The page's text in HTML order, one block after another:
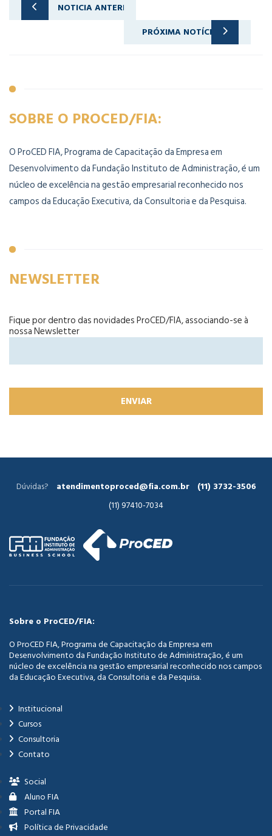
NOTICIA ANTERIOR
PRÓXIMA NOTÍCIA
SOBRE O PROCED/FIA:
O ProCED FIA, Programa de Capacitação da Empresa em
Desenvolvimento da Fundação Instituto de Administração, é um
núcleo de excelência na gestão empresarial reconhecido nos
campos da Educação Executiva, da Consultoria e da Pesquisa.
NEWSLETTER
Fique por dentro das novidades ProCED/FIA, associando-se à
nossa Newsletter
Dúvidas? atendimentoproced@fia.com.br
(11) 3732-3506
(11) 97410-7034
Sobre o ProCED/FIA:
O ProCED FIA, Programa de Capacitação da Empresa em
Desenvolvimento da Fundação Instituto de Administração, é um
núcleo de excelência na gestão empresarial reconhecido nos campos
da Educação Executiva, da Consultoria e da Pesquisa.
Institucional
Cursos
Consultoria
Contato
Social
Aluno FIA
Portal FIA
Política de Privacidade